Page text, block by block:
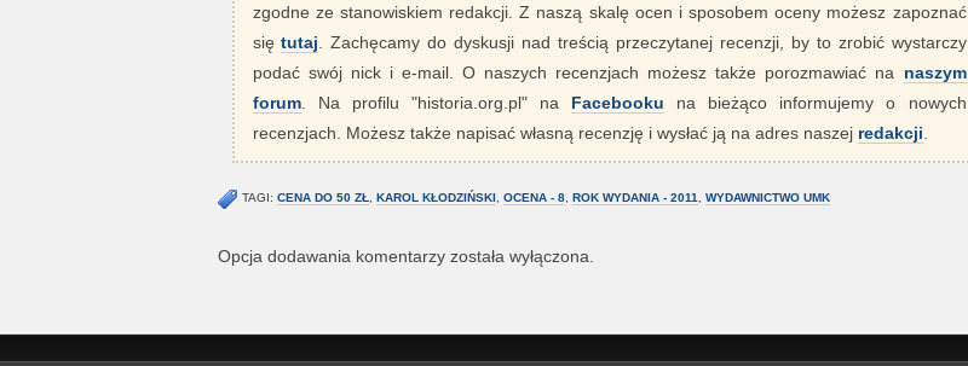
zgodne ze stanowiskiem redakcji. Z naszą skalę ocen i sposobem oceny możesz zapoznać
siętutaj . Zachęcamy do dyskusji nad treścią przeczytanej recenzji, by to zrobić wystarczy
podać swój nick i e-mail. O naszych recenzjach możesz także porozmawiać na naszym
forum. Na profilu "historia.org.pl" na Facebooku na bieżąco informujemy o nowych
recenzjach. Możesz także napisać własną recenzję i wysłać ją na adres naszej redakcji
TAGI: CENA DO 50 ZŁ KAROL KŁODZIŃSKI, OCENA - 8, ROK WYDANIA - 2011 WYDAWNICTWO UMK
Opcja dodawania komentarzy została wyłączona.